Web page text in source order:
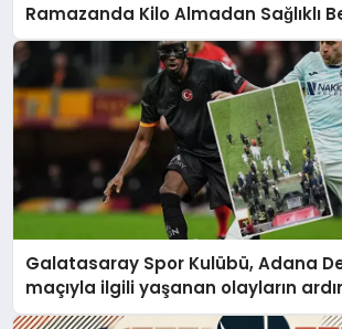
Ramazanda Kilo Almadan Sağlıklı
Galatasaray Spor Kulübü, Adana
maçıyla ilgili yaşanan olayların
mercilere başvuru yapıldığını